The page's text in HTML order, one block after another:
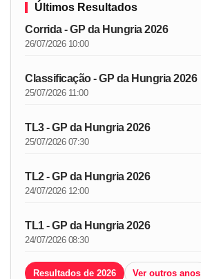
Últimos Resultados
Corrida - GP da Hungria 2026
26/07/2026 10:00
Classificação - GP da Hungria 2026
25/07/2026 11:00
TL3 - GP da Hungria 2026
25/07/2026 07:30
TL2 - GP da Hungria 2026
24/07/2026 12:00
TL1 - GP da Hungria 2026
24/07/2026 08:30
Resultados de 2026 Ver outros anos